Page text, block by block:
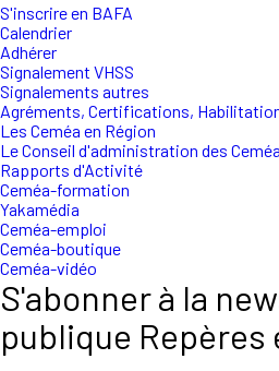
S'inscrire en BAFA
Calendrier
Adhérer
Signalement VHSS
Signalements autres
Agréments, Certifications,
Les Ceméa en Région
Le Conseil d'administration des
Rapports d'Activité
Ceméa-formation
Yakamédia
Ceméa-emploi
Ceméa-boutique
Ceméa-vidéo
S'abonner à la
publique Repères